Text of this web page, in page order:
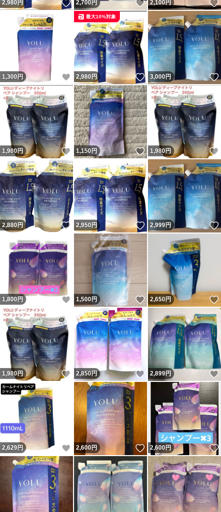
2,980 円 いいね！
2,700円 いいね！
2,100円
1,300 円 いいね！
2,980 円 いいね！
最大10%対象
3,000円
1,980円 いいね！
1,150円 いいね！
1,980円
2,880円 いいね！
2,950 円 いいね！
2,999円
1,800円 いいね！
1,500円 いいね！
2,650円
1,980円 いいね！
2,850円 いいね！
2,899円
2,629円 いいね！
2,600円 いいね！
2,600円